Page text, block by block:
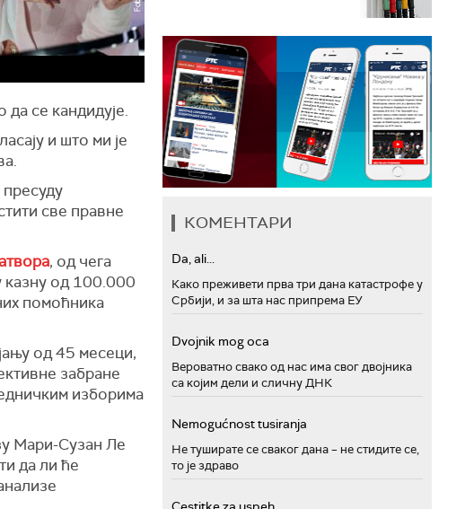
да се кандидује.
и што ми је
све правне
, од чега
казну од 100.000
помоћника
од 45 месеци,
забране
изборима
Мари-Сузан Ле
да ли ће
КОМЕНТАРИ
Da, ali...
Како преживети прва три дана катастрофе у
Србији, и за шта нас припрема ЕУ
Dvojnik mog oca
Вероватно свако од нас има свог двојника
са којим дели и сличну ДНК
Nemogućnost tusiranja
Не туширате се сваког дана – не стидите се,
то је здраво